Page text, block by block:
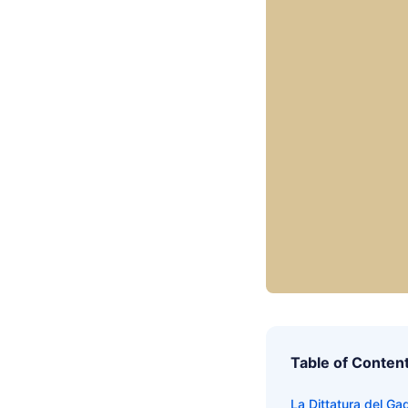
Table of
La Dittatura del